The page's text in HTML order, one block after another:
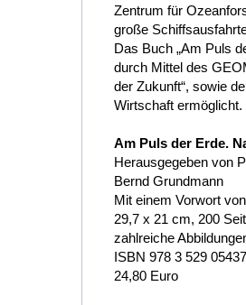
Zentrum für
große
Das Buch „Am Puls
durch Mittel des
der Zukunft“, sowie
Wirtschaft ermöglicht.
Am Puls der Erde.
Herausgegeben von
Bernd Grundmann
Mit einem Vorwort
29,7 x 21 cm, 200
zahlreiche
ISBN 978 3 529
24,80 Euro